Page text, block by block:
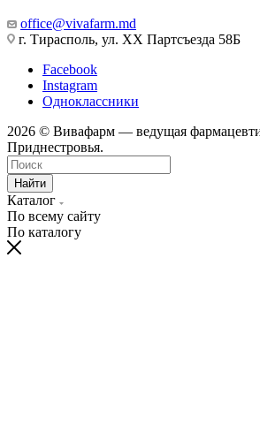
office@vivafarm.md
г. Тирасполь, ул. ХХ Партсъезда 58Б
Facebook
Instagram
Одноклассники
2026 © Вивафарм — ведущая
Приднестровья.
Найти
Каталог
По всему сайту
По каталогу